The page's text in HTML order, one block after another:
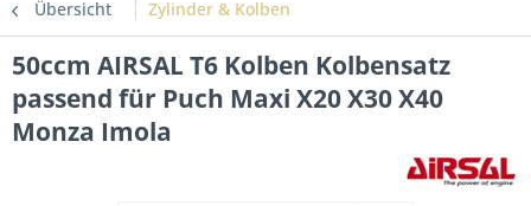
Übersicht Zylinder & Kolben
50ccm AIRSAL T6 Kolben Kolbensatz
passend für Puch Maxi X20 X30 X40
Monza Imola